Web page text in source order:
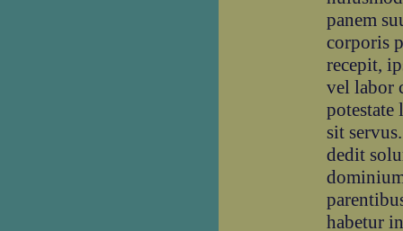
panem
corporis
recepit,
vel labor
potestate
sit
dedit
habetur